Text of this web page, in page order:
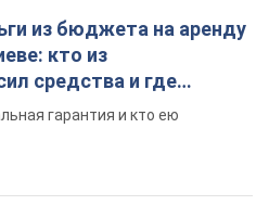
из бюджета на аренду
кто из
средства и где
гарантия и кто ею